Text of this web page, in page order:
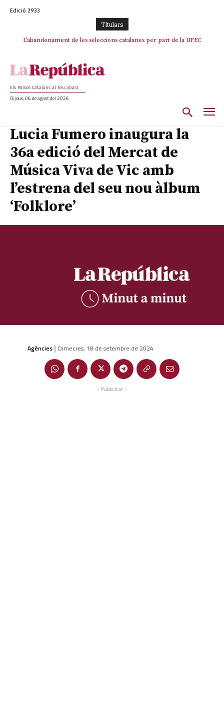
Edició 2933
TItulars
L’abandonament de les seleccions catalanes per part de la UFEC
Els Països Catalans al teu abast
Dijous, 06 de agost del 2026
Lucia Fumero inaugura la
36a edició del Mercat de
Música Viva de Vic amb
l’estrena del seu nou àlbum
‘Folklore’
Agències | Dimecres, 18 de setembre de 2024
- Publicitat -